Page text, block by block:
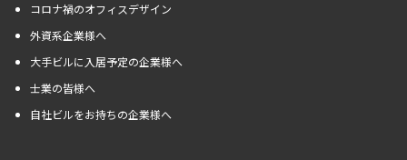
コロナ禍のオフィスデザイン
外資系企業様へ
大手ビルに入居予定の企業様へ
士業の皆様へ
自社ビルをお持ちの企業様へ